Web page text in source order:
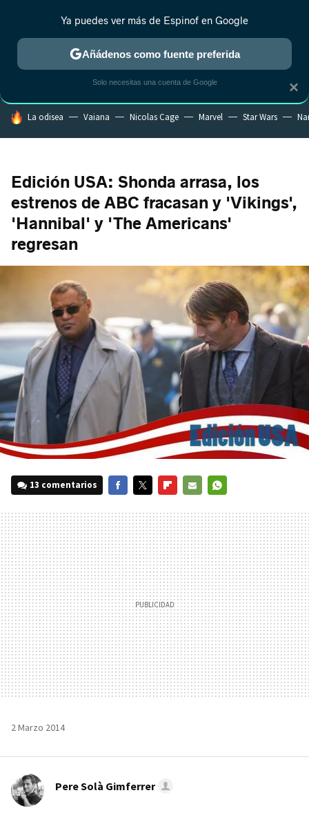
ESTRENOS REALITY ANIME RANKINGS CINE
HOY SE HABLA DE
La odisea Vaiana Nicolas Cage Marvel Star Wars
Edición USA: Shonda arrasa, los
estrenos de ABC fracasan y 'Vikings',
'Hannibal' y 'The Americans'
regresan
13 comentarios
MAIL
2 Marzo 2014
Pere Solà Gimferrer
×
Ya puedes ver más de Espinof en Google
Añádenos como fuente preferida
Solo necesitas una cuenta de Google